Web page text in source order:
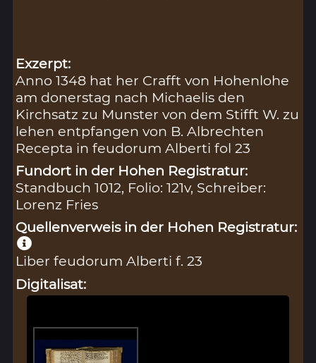
Exzerpt:
Anno 1348 hat her Crafft von Hohenlohe
am donerstag nach Michaelis den
Kirchsatz zu Munster von dem Stifft W. zu
lehen entpfangen von B. Albrechten
Recepta in feudorum Alberti fol 23
Fundort in der Hohen Registratur:
Standbuch 1012, Folio: 121v, Schreiber:
Lorenz Fries
Quellenverweis in der Hohen Registratur:
Liber feudorum Alberti f. 23
Digitalisat: